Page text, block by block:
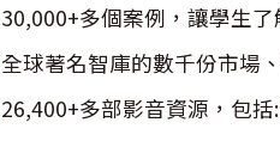
30,000+多個案例，讓學生
全球著名智庫的數千份市場
26,400+多部影音資源，包